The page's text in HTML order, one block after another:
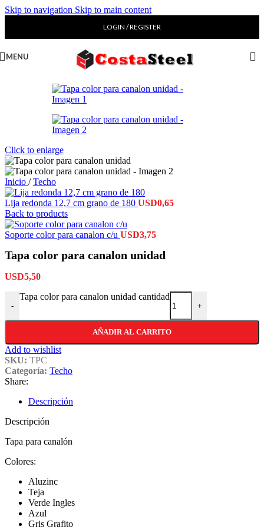
Skip to navigation Skip to main content
LOGIN / REGISTER
MENU
Click to enlarge
Inicio / Techo
Lija redonda 12,7 cm grano de 180 USD0,65
Back to products
Soporte color para canalon c/u USD3,75
Tapa color para canalon unidad
USD5,50
-
Tapa color para canalon unidad cantidad
+
AÑADIR AL CARRITO
Add to wishlist
SKU: TPC
Categoría: Techo
Share:
Descripción
Descripción
Tapa para canalón
Colores:
Aluzinc
Teja
Verde Ingles
Azul
Gris Grafito